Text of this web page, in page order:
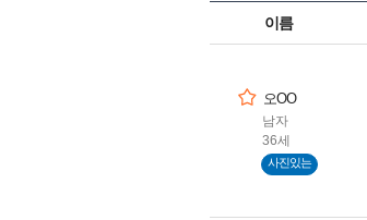
이름
오OO
남자
36세
사진있는